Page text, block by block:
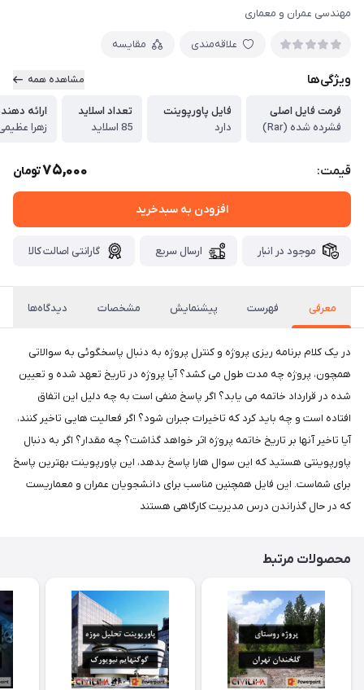
مهندسی عمران و معماری
علاقه‌مندی مقایسه
ویژگی‌ها مشاهده همه
فرمت فایل اصلی
فشرده شده (Rar)
فایل پاورپوینت
دارد
تعداد اسلاید
85 اسلاید
ارائه
زهرا
قیمت: 75,000تومان
افزودن به سبدخرید
موجود در انبار ارسال سریع گارانتی اصالت کالا
معرفی فهرست پیشنمایش مشخصات دیدگاه‌ها
در یک کلام برنامه ریزی پروژه و کنترل پروژه به دنبال پاسخگوئی به سوالاتی
همچون، پروژه چه مدت طول می کشد؟ آیا پروژه در تاریخ تعهد شده و تعیین
شده در قرارداد خاتمه می یابد؟ اگر پاسخ منفی است به چه دلیل این اتفاق
افتاده است و چه باید کرد که تاخیرات جبران شود؟ اگر فعالیت هایی تاخیر کنند،
آیا تاخیر آنها بر تاریخ خاتمه پروژه اثر خواهد گذاشت؟ چه مقدار؟ اگر به دنبال
پاورپوینتی هستید که این سوال هارا پاسخ بدهد، این پاورپوینت بهترین پاسخ
برای شماست. این فایل همچنین مناسب برای دانشجویان عمران و معماریست
که در حال گذراندن درس مدیریت کارگاهی هستند
محصولات مرتبط